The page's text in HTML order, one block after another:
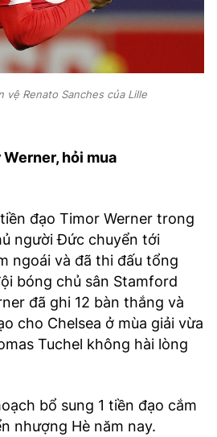
vệ Renato Sanches của Lille
hỏi mua
đạo Timor Werner trong
người Đức chuyển tới
ngoái và đã thi đấu tổng
bóng chủ sân Stamford
đã ghi 12 bàn thắng và
cho Chelsea ở mùa giải vừa
Tuchel không hài lòng
bổ sung 1 tiền đạo cắm
nhượng Hè năm nay.